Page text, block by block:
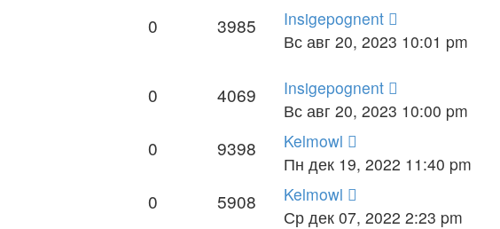
0 3985
Insigepognent
Вс авг 20, 2023 10:01 pm
0 4069
Insigepognent
Вс авг 20, 2023 10:00 pm
0 9398
Kelmowl
Пн дек 19, 2022 11:40 pm
0 5908
Kelmowl
Ср дек 07, 2022 2:23 pm